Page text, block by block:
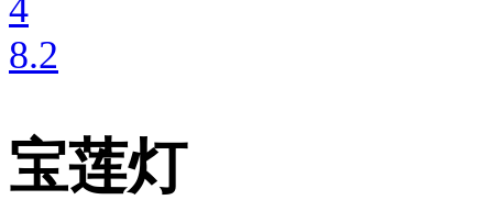
4
8.2
宝莲灯